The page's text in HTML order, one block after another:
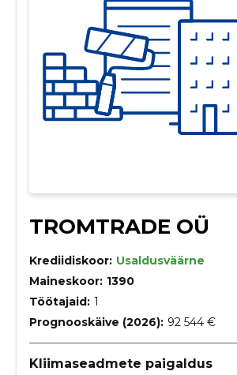
TROMTRADE OÜ
Krediidiskoor: Usaldusväärne
Maineskoor: 1390
Töötajaid: 1
Prognooskäive (2026): 92 544 €
Kliimaseadmete paigaldus